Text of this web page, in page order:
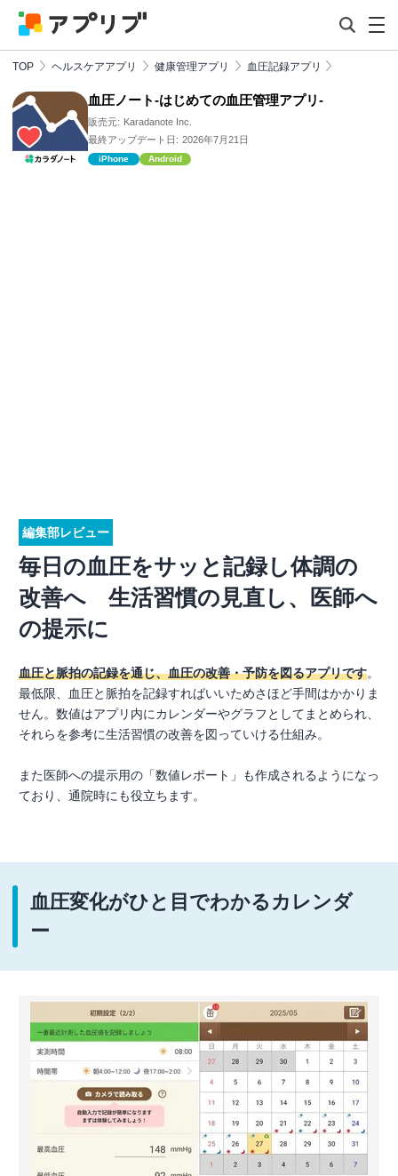
TOP ヘルスケアアプリ 健康管理アプリ 血圧記録アプリ
血圧ノート-はじめての血圧管理アプリ-
販売元: Karadanote Inc.
最終アップデート日: 2026年7月21日
iPhone Android
編集部レビュー
毎日の血圧をサッと記録し体調の
改善へ 生活習慣の見直し、医師へ
の提示に
血圧と脈拍の記録を通じ、血圧の改善・予防を図るアプリです。
最低限、血圧と脈拍を記録すればいいためさほど手間はかかりま
せん。数値はアプリ内にカレンダーやグラフとしてまとめられ、
それらを参考に生活習慣の改善を図っていける仕組み。
また医師への提示用の「数値レポート」も作成されるようになっ
ており、通院時にも役立ちます。
血圧変化がひと目でわかるカレンダ
ー